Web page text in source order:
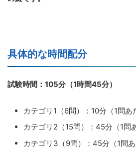
具体的な時間配分
試験時間：105分（1時間45分）
カテゴリ1（6問）：10分（1問あ
カテゴリ2（15問）：45分（1問
カテゴリ3（9問）：45分（1問あ